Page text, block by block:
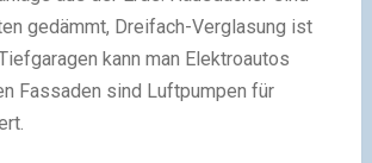
gedämmt, Dreifach-Verglasung ist
kann man Elektroautos
Fassaden sind Luftpumpen für